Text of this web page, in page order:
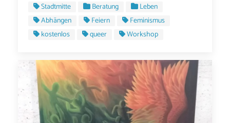
Stadtmitte
Beratung
Leben
Abhängen
Feiern
Feminismus
kostenlos
queer Workshop